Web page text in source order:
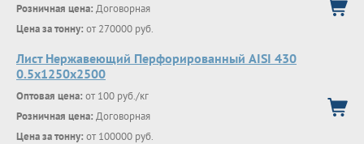
Розничная цена: Договорная
Цена за тонну: от 270000 руб.
Лист Нержавеющий Перфорированный AISI 430
0.5х1250х2500
Оптовая цена: от 100 руб./кг
Розничная цена: Договорная
Цена за тонну: от 100000 руб.